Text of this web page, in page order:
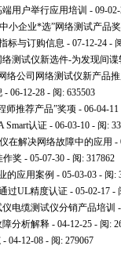
用户举行应用培训 - 09-
小企业*选”网络测试产品奖
标与订购信息 - 07-12-24 -
络测试仪新选件-为发现间
络公司网络测试仪新产品
- 06-12-28 - 阅: 635503
师推荐产品”奖项 - 06-04-
Smart认证 - 06-03-10 - 阅:
在解决网络故障中的应用 -
作奖 - 05-07-30 - 阅: 317862
的应用案例 - 05-03-03 - 阅:
过UL精度认证 - 05-02-17 -
电缆测试仪分销产品培训
障分析解释 - 04-12-25 - 阅:
- 04-12-08 - 阅: 279067